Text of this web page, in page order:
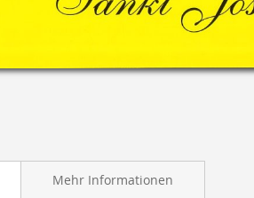
Mehr Informationen